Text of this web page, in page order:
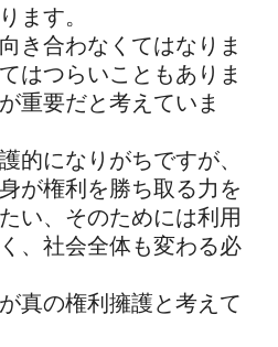
ます。
き合わなくてはなりま
はつらいこともありま
重要だと考えていま
的になりがちですが、
が権利を勝ち取る力を
い、そのためには利用
、社会全体も変わる必
真の権利擁護と考えて